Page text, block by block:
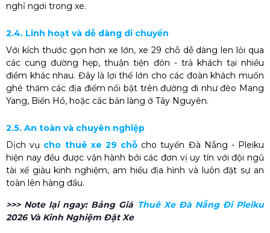
nghỉ ngơi trong xe.
2.4. Linh hoạt và dễ dàng di chuyển
Với kích thước gọn hơn xe lớn, xe 29 chỗ dễ dàng len lỏi qua
các cung đường hẹp, thuận tiện đón - trả khách tại nhiều
điểm khác nhau. Đây là lợi thế lớn cho các đoàn khách muốn
ghé thăm các địa điểm nổi bật trên đường đi như đèo Mang
Yang, Biển Hồ, hoặc các bản làng ở Tây Nguyên.
2.5. An toàn và chuyên nghiệp
Dịch vụ cho thuê xe 29 chỗ cho tuyến Đà Nẵng - Pleiku
hiện nay đều được vận hành bởi các đơn vị uy tín với đội ngũ
tài xế giàu kinh nghiệm, am hiểu địa hình và luôn đặt sự an
toàn lên hàng đầu.
>>> Note lại ngay: Bảng Giá Thuê Xe Đà Nẵng Đi Pleiku
2026 Và Kinh Nghiệm Đặt Xe